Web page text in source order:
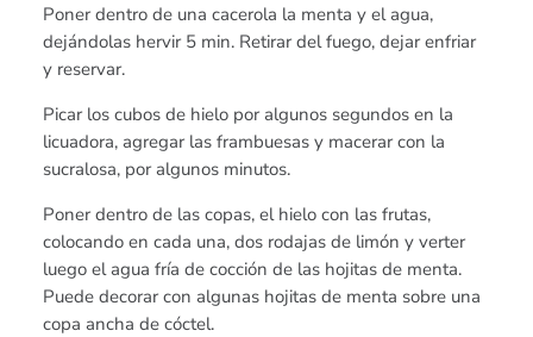
Poner dentro de una cacerola la menta y el agua,
dejándolas hervir 5 min. Retirar del fuego, dejar enfriar
y reservar.
Picar los cubos de hielo por algunos segundos en la
licuadora, agregar las frambuesas y macerar con la
sucralosa, por algunos minutos.
Poner dentro de las copas, el hielo con las frutas,
colocando en cada una, dos rodajas de limón y verter
luego el agua fría de cocción de las hojitas de menta.
Puede decorar con algunas hojitas de menta sobre una
copa ancha de cóctel.